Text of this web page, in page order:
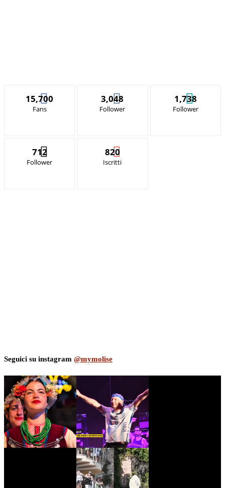
15,700
Fans
3,048
Follower
1,738
Follower
712
Follower
820
Iscritti
Seguici su instagram @mymolise